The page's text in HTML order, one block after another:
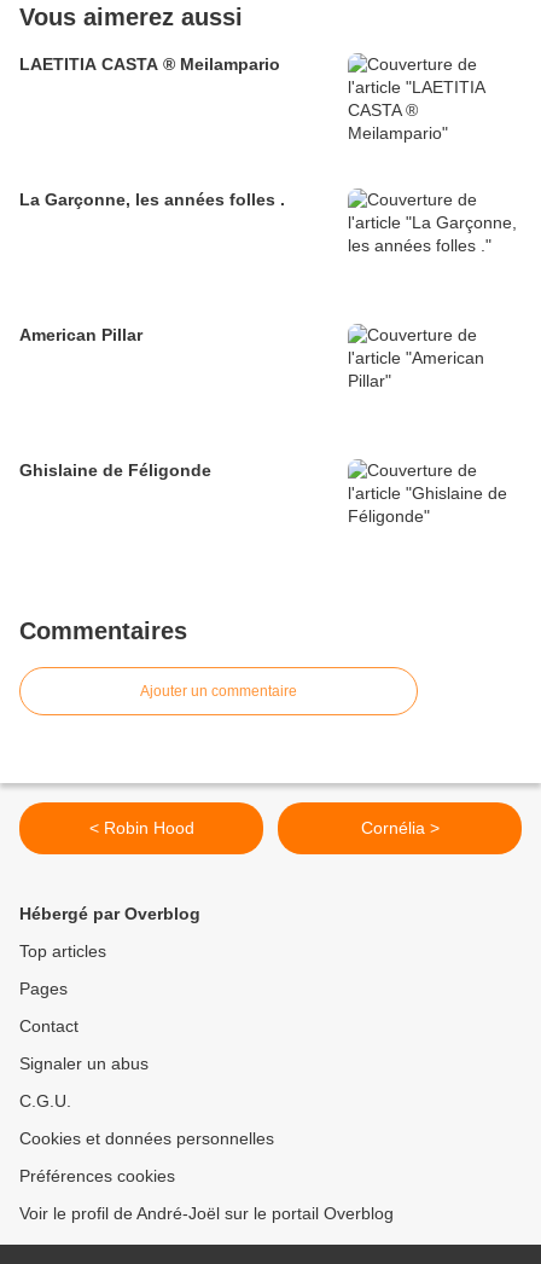
Vous aimerez aussi
LAETITIA CASTA ® Meilampario
La Garçonne, les années folles .
American Pillar
Ghislaine de Féligonde
Commentaires
Ajouter un commentaire
< Robin Hood Cornélia >
Hébergé par Overblog
Top articles
Pages
Contact
Signaler un abus
C.G.U.
Cookies et données personnelles
Préférences cookies
Voir le profil de André-Joël sur le portail Overblog